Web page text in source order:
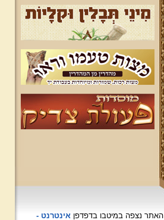
האתר נצפהבמיטבו בדפדפןאינטרנט -